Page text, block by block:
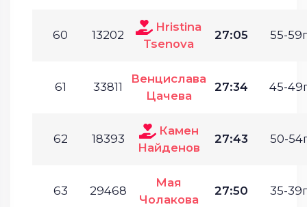
60 13202
Hristina
Tsenova
27:05 55-
61 33811
Венцислава
Цачева
27:34 45-
62 18393
Камен
Найденов
27:43 50-
63 29468
Мая
Чолакова
27:50 35-